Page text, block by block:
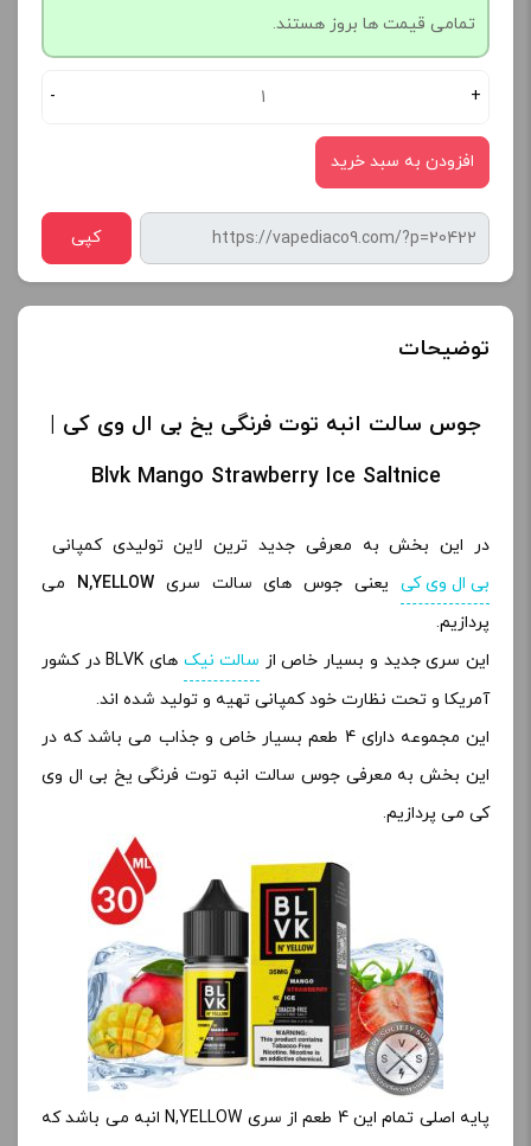
تمامی قیمت ها بروز هستند.
- +
افزودن به سبد خرید
کپی
توضیحات
جوس سالت انبه توت فرنگی یخ بی ال وی کی |
Blvk Mango Strawberry Ice Saltnice
در این بخش به معرفی جدید ترین لاین تولیدی کمپانی
بی ال وی کییعنی جوس های سالت سریN,YELLOW می
پردازیم.
این سری جدید و بسیار خاص از سالت نیک
های BLVK در کشور
آمریکا و تحت نظارت خود کمپانی تهیه و تولید شده اند.
این مجموعه دارای 4 طعم بسیار خاص و جذاب می باشد که در
این بخش به معرفی جوس سالت انبه توت فرنگی یخ بی ال وی
کی می پردازیم.
پایه اصلی تمام این 4 طعم از سری N,YELLOW انبه می باشد که